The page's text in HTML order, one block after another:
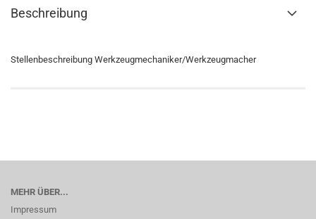
Beschreibung
Stellenbeschreibung Werkzeugmechaniker/Werkzeugmacher
MEHR ÜBER...
Impressum